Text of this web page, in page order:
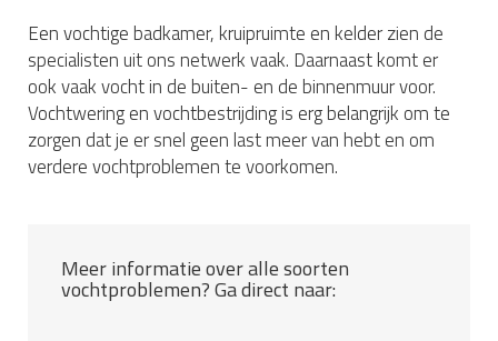
Een vochtige badkamer, kruipruimte en kelder zien de
specialisten uit ons netwerk vaak. Daarnaast komt er
ook vaak vocht in de buiten- en de binnenmuur voor.
Vochtwering en vochtbestrijding is erg belangrijk om te
zorgen dat je er snel geen last meer van hebt en om
verdere vochtproblemen te voorkomen.
Meer informatie over alle soorten
vochtproblemen? Ga direct naar: